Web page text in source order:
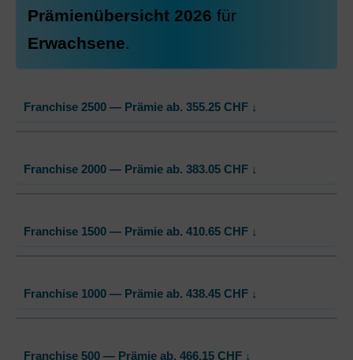
Prämienübersicht 2026 für
Erwachsene.
Franchise 2500 — Prämie ab. 355.25 CHF ↓
Mit Unfalldeckung:
380.65
Ohne Unfalldeckung:
365.75
Franchise 2000 — Prämie ab. 383.05 CHF ↓
Mit Unfalldeckung:
409.85
Franchise 1500 — Prämie ab. 410.65 CHF ↓
Franchise 1000 — Prämie ab. 438.45 CHF ↓
Franchise 500 — Prämie ab. 466.15 CHF ↓